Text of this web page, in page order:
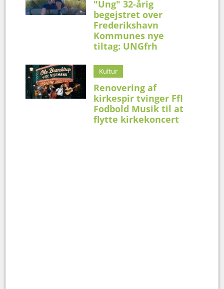
"Ung" 32-årig
begejstret over
Frederikshavn
Kommunes nye
tiltag: UNGfrh
Kultur
Renovering af
kirkespir tvinger FfI
Fodbold Musik til at
flytte kirkekoncert